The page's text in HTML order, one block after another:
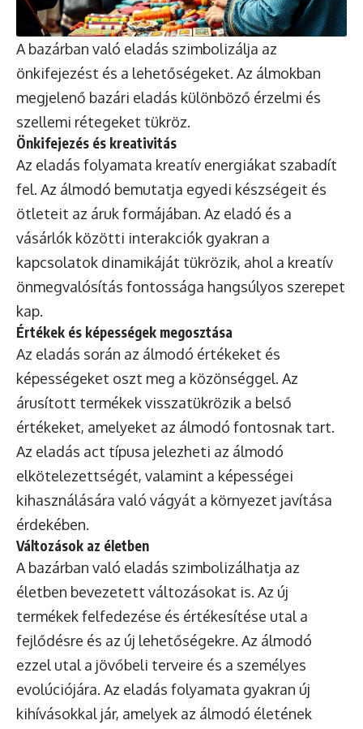
A bazárban való eladás szimbolizálja az
önkifejezést és a lehetőségeket. Az álmokban
megjelenő bazári eladás különböző érzelmi és
szellemi rétegeket tükröz.
Önkifejezés és kreativitás
Az eladás folyamata kreatív energiákat szabadít
fel. Az álmodó bemutatja egyedi készségeit és
ötleteit az áruk formájában. Az eladó és a
vásárlók közötti interakciók gyakran a
kapcsolatok dinamikáját tükrözik, ahol a kreatív
önmegvalósítás fontossága hangsúlyos szerepet
kap.
Értékek és képességek megosztása
Az eladás során az álmodó értékeket és
képességeket oszt meg a közönséggel. Az
árusított termékek visszatükrözik a belső
értékeket, amelyeket az álmodó fontosnak tart.
Az eladás act típusa jelezheti az álmodó
elkötelezettségét, valamint a képességei
kihasználására való vágyát a környezet javítása
érdekében.
Változások az életben
A bazárban való eladás szimbolizálhatja az
életben bevezetett változásokat is. Az új
termékek felfedezése és értékesítése utal a
fejlődésre és az új lehetőségekre. Az álmodó
ezzel utal a jövőbeli terveire és a személyes
evolúciójára. Az eladás folyamata gyakran új
kihívásokkal jár, amelyek az álmodó életének